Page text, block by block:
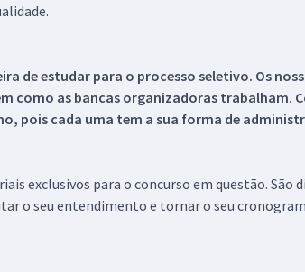
de estudar para o processo seletivo. Os
como as bancas organizadoras trabalham.
pois cada uma tem a sua forma de
exclusivos para o concurso em questão.
o seu entendimento e tornar o seu